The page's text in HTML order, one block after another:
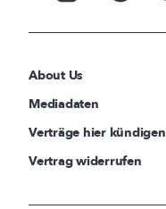
About Us
Mediadaten
Verträge hier kündigen
Vertrag widerrufen